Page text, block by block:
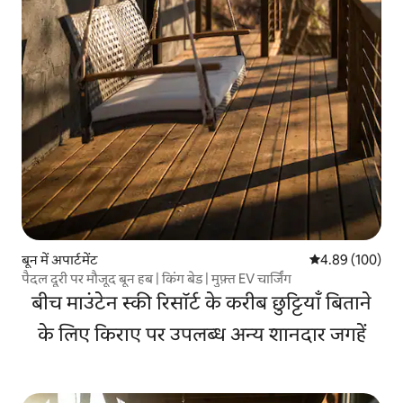
बून में अपार्टमेंट औसत रेटिंग 5 में से
4.89 (100)
पैदल दूरी पर मौजूद बून हब | किंग बेड | मुफ़्त EV चार्जिंग
बीच माउंटेन स्की रिसॉर्ट के करीब छुट्टियाँ बिताने
के लिए किराए पर उपलब्ध अन्य शानदार जगहें